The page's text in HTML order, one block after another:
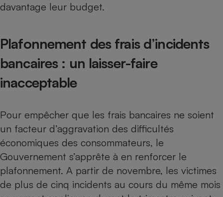
davantage leur budget.
Plafonnement des frais d’incidents
bancaires : un laisser-faire
inacceptable
Pour empêcher que les frais bancaires ne soient
un facteur d’aggravation des difficultés
économiques des consommateurs, le
Gouvernement s’apprête à en renforcer le
plafonnement. A partir de novembre, les victimes
de plus de cinq incidents au cours du même mois
induction
Climatiseur -
Ventilateur
Antivirus